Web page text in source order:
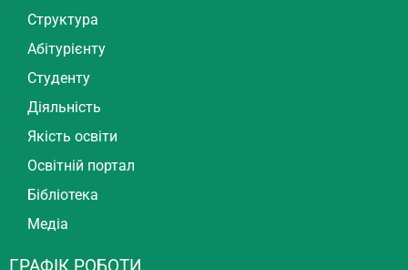
Структура
Абітурієнту
Студенту
Діяльність
Якість освіти
Освітній портал
Бібліотека
Медіа
ГРАФІК РОБОТИ